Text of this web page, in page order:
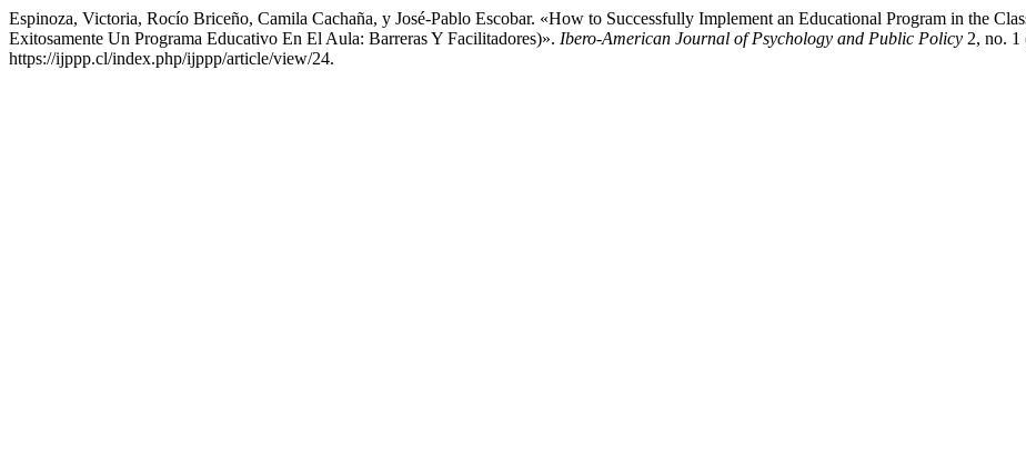
Espinoza, Victoria, Rocío Briceño, Camila Cachaña, y José-Pablo Escobar. «How to Successfully Implement an Educational Program in the
Exitosamente Un Programa Educativo En El Aula: Barreras Y Facilitadores)». Ibero-American Journal of Psychology and Public Policy 2, no. 1
https://ijppp.cl/index.php/ijppp/article/view/24.